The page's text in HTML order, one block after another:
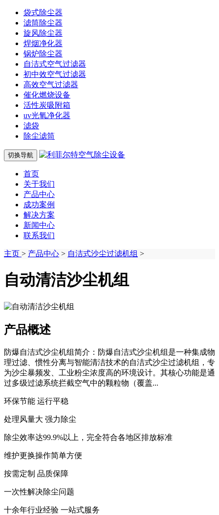
袋式除尘器
滤筒除尘器
旋风除尘器
焊烟净化器
锅炉除尘器
自洁式空气过滤器
初中效空气过滤器
高效空气过滤器
催化燃烧设备
活性炭吸附箱
uv光氧净化器
滤袋
除尘滤筒
切换导航
首页
关于我们
产品中心
成功案例
解决方案
新闻中心
联系我们
主页 > 产品中心 > 自洁式沙尘过滤机组 >
自动清洁沙尘机组
产品概述
防爆自洁式沙尘机组简介：防爆自洁式沙尘机组是一种集成物
理过滤、惯性分离与智能清洁技术的自洁式沙尘过滤机组，专
为沙尘暴频发、工业粉尘浓度高的环境设计。其核心功能是通
过多级过滤系统拦截空气中的颗粒物（覆盖...
环保节能 运行平稳
处理风量大 强力除尘
除尘效率达99.9%以上，完全符合各地区排放标准
维护更换操作简单方便
按需定制 品质保障
一次性解决除尘问题
十余年行业经验 一站式服务